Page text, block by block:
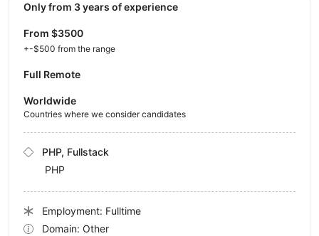
Only from 3 years of experience
from $3500
+-$500 from the range
Full Remote
Worldwide
Countries where we consider candidates
PHP, Fullstack
PHP
Employment: Fulltime
Domain: Other